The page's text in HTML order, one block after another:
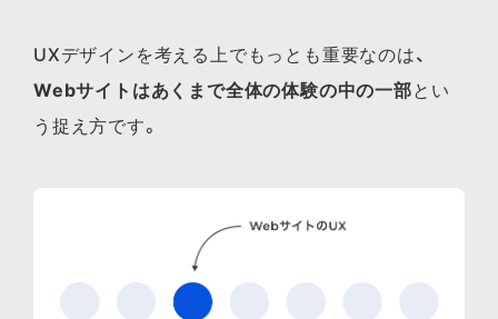
UXデザインを考える上でもっとも重要なのは、
Webサイトはあくまで全体の体験の中の一部とい
う捉え方です。